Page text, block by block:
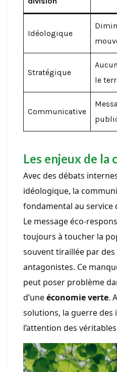
Idéologique
Stratégique
le
Communicative
Les enjeux de la
Avec des débats
idéologique, la
fondamental au service
Le message éco-
toujours à toucher la
souvent tiraillée par
antagonistes. Ce
peut poser problème
d’uneéconomie verte.
solutions, la guerre des
l’attention des